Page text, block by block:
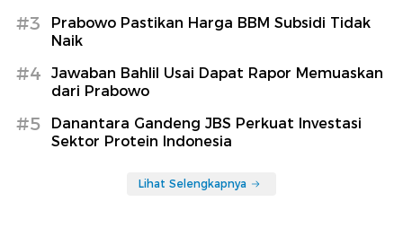
#3
Prabowo Pastikan Harga BBM Subsidi Tidak
Naik
#4
Jawaban Bahlil Usai Dapat Rapor Memuaskan
dari Prabowo
#5
Danantara Gandeng JBS Perkuat Investasi
Sektor Protein Indonesia
Lihat Selengkapnya